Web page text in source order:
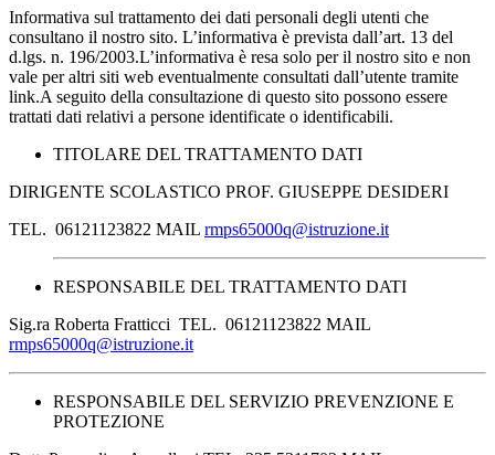
Informativa sul trattamento dei dati personali degli utenti che
consultano il nostro sito. L’informativa è prevista dall’art. 13 del
d.lgs. n. 196/2003.L’informativa è resa solo per il nostro sito e non
vale per altri siti web eventualmente consultati dall’utente tramite
link.A seguito della consultazione di questo sito possono essere
trattati dati relativi a persone identificate o identificabili.
TITOLARE DEL TRATTAMENTO DATI
DIRIGENTE SCOLASTICO PROF. GIUSEPPE DESIDERI
TEL. 06121123822 MAIL rmps65000q@istruzione.it
RESPONSABILE DEL TRATTAMENTO DATI
Sig.ra Roberta Fratticci TEL. 06121123822 MAIL
rmps65000q@istruzione.it
RESPONSABILE DEL SERVIZIO PREVENZIONE E
PROTEZIONE